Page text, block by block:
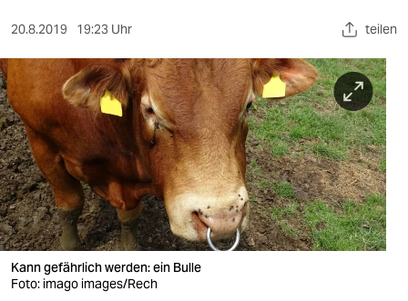
sport
berlin
nord
wahrheit
verlag
verlag
veranstaltungen
20.8.2019 19:23 Uhr teilen
Kann gefährlich werden: ein Bulle
Foto: imago images/Rech